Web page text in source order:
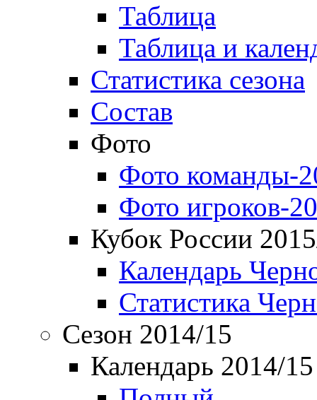
Таблица
Таблица и
Статистика сезона
Состав
Фото
Фото команды-
Фото игроков-
Кубок России
Календарь
Статистика
Сезон 2014/15
Календарь 2014/15